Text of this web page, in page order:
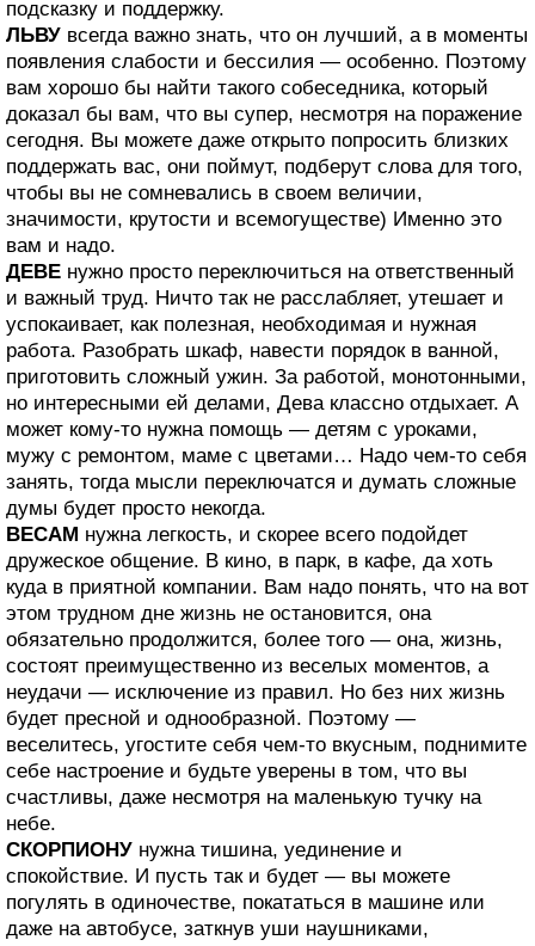
подсказку и поддержку.
ЛЬВУ всегда важно знать, что он лучший, а в моменты
появления слабости и бессилия — особенно. Поэтому
вам хорошо бы найти такого собеседника, который
доказал бы вам, что вы супер, несмотря на поражение
сегодня. Вы можете даже открыто попросить близких
поддержать вас, они поймут, подберут слова для того,
чтобы вы не сомневались в своем величии,
значимости, крутости и всемогуществе) Именно это
вам и надо.
ДЕВЕ нужно просто переключиться на ответственный
и важный труд. Ничто так не расслабляет, утешает и
успокаивает, как полезная, необходимая и нужная
работа. Разобрать шкаф, навести порядок в ванной,
приготовить сложный ужин. За работой, монотонными,
но интересными ей делами, Дева классно отдыхает. А
может кому-то нужна помощь — детям с уроками,
мужу с ремонтом, маме с цветами… Надо чем-то себя
занять, тогда мысли переключатся и думать сложные
думы будет просто некогда.
ВЕСАМ нужна легкость, и скорее всего подойдет
дружеское общение. В кино, в парк, в кафе, да хоть
куда в приятной компании. Вам надо понять, что на вот
этом трудном дне жизнь не остановится, она
обязательно продолжится, более того — она, жизнь,
состоят преимущественно из веселых моментов, а
неудачи — исключение из правил. Но без них жизнь
будет пресной и однообразной. Поэтому —
веселитесь, угостите себя чем-то вкусным, поднимите
себе настроение и будьте уверены в том, что вы
счастливы, даже несмотря на маленькую тучку на
небе.
СКОРПИОНУ нужна тишина, уединение и
спокойствие. И пусть так и будет — вы можете
погулять в одиночестве, покататься в машине или
даже на автобусе, заткнув уши наушниками,